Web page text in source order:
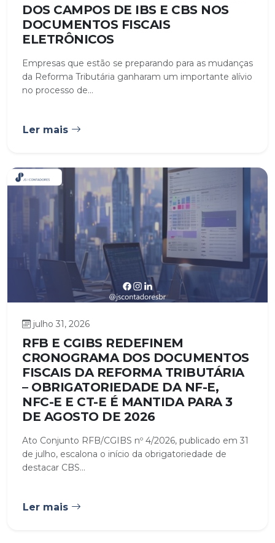
DOS CAMPOS DE IBS E CBS NOS
DOCUMENTOS FISCAIS
ELETRÔNICOS
Empresas que estão se preparando para as mudanças
da Reforma Tributária ganharam um importante alívio
no processo de...
Ler mais
julho 31, 2026
RFB E CGIBS REDEFINEM
CRONOGRAMA DOS DOCUMENTOS
FISCAIS DA REFORMA TRIBUTÁRIA
– OBRIGATORIEDADE DA NF-E,
NFC-E E CT-E É MANTIDA PARA 3
DE AGOSTO DE 2026
Ato Conjunto RFB/CGIBS nº 4/2026, publicado em 31
de julho, escalona o início da obrigatoriedade de
destacar CBS...
Ler mais